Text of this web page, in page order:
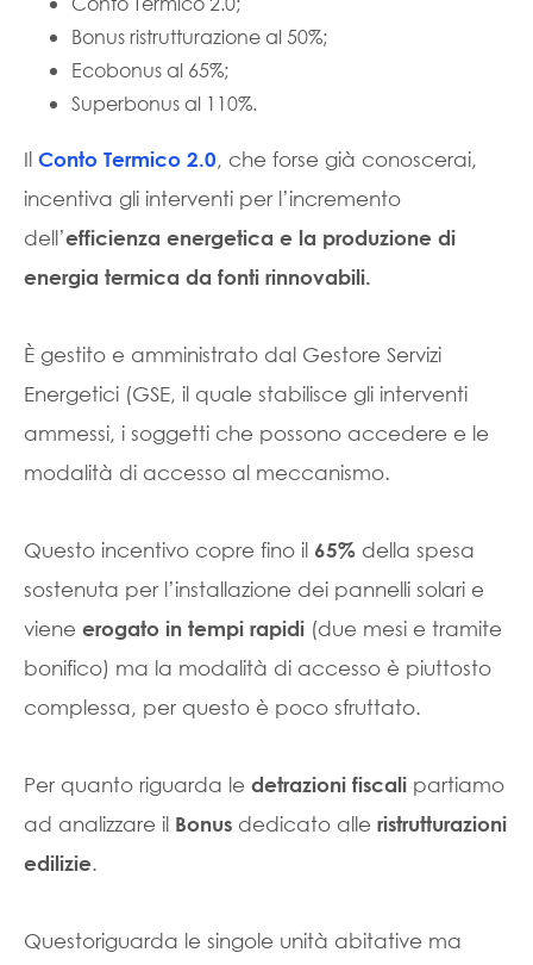
Bonus ristrutturazione al 50%;
Ecobonus al 65%;
Superbonus al 110%.
Il Conto Termico 2.0, che forse già conoscerai,
incentiva gli interventi per l’incremento
dell’efficienza energetica e la produzione di
energia termica da fonti rinnovabili.
È gestito e amministrato dal Gestore Servizi
Energetici (GSE, il quale stabilisce gli interventi
ammessi, i soggetti che possono accedere e le
modalità di accesso al meccanismo.
Questo incentivo copre fino il 65% della spesa
sostenuta per l’installazione dei pannelli solari e
viene erogato in tempi rapidi (due mesi e tramite
bonifico) ma la modalità di accesso è piuttosto
complessa, per questo è poco sfruttato.
Per quanto riguarda le detrazioni fiscali partiamo
ad analizzare il Bonus dedicato alle ristrutturazioni
edilizie.
Questoriguarda le singole unità abitative ma